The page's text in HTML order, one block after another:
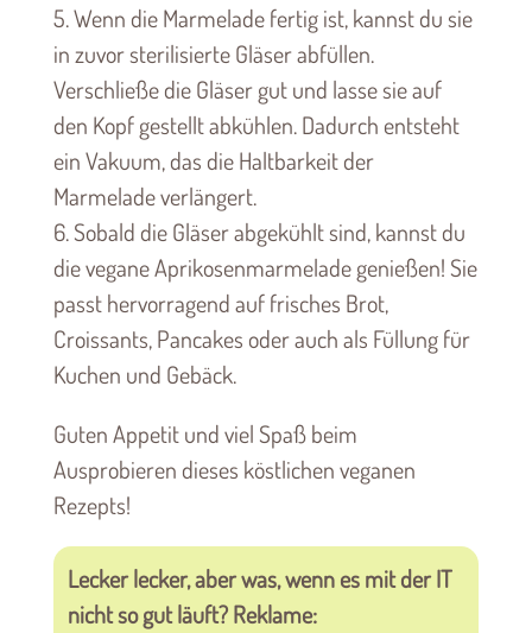
5. Wenn die Marmelade fertig ist, kannst du sie
in zuvor sterilisierte Gläser abfüllen.
Verschließe die Gläser gut und lasse sie auf
den Kopf gestellt abkühlen. Dadurch entsteht
ein Vakuum, das die Haltbarkeit der
Marmelade verlängert.
6. Sobald die Gläser abgekühlt sind, kannst du
die vegane Aprikosenmarmelade genießen! Sie
passt hervorragend auf frisches Brot,
Croissants, Pancakes oder auch als Füllung für
Kuchen und Gebäck.
Guten Appetit und viel Spaß beim
Ausprobieren dieses köstlichen veganen
Rezepts!
Lecker lecker, aber was, wenn es mit der IT
nicht so gut läuft? Reklame: